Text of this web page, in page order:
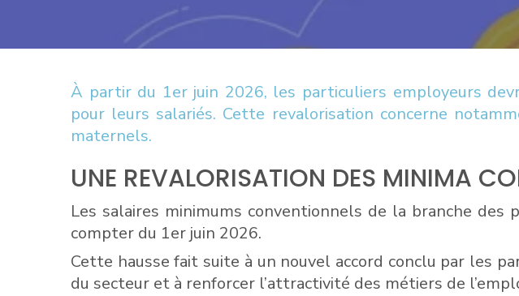
À partir du 1er juin 2026, les particuliers employeurs
pour leurs salariés. Cette revalorisation concerne
maternels.
UNE REVALORISATION DES MINIMA
Les salaires minimums conventionnels de la branche
compter du 1er juin 2026.
Cette hausse fait suite à un nouvel accord conclu par les
du secteur et à renforcer l’attractivité des métiers de